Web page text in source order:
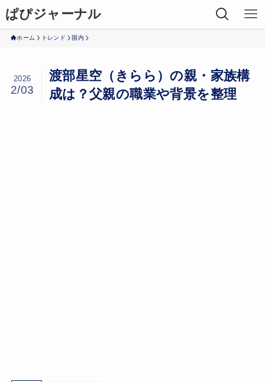
ぱぴジャーナル
ホーム トレンド 国内
渡部星空（きらら）の親・家族構
成は？父親の職業や背景を整理
2026
2/03